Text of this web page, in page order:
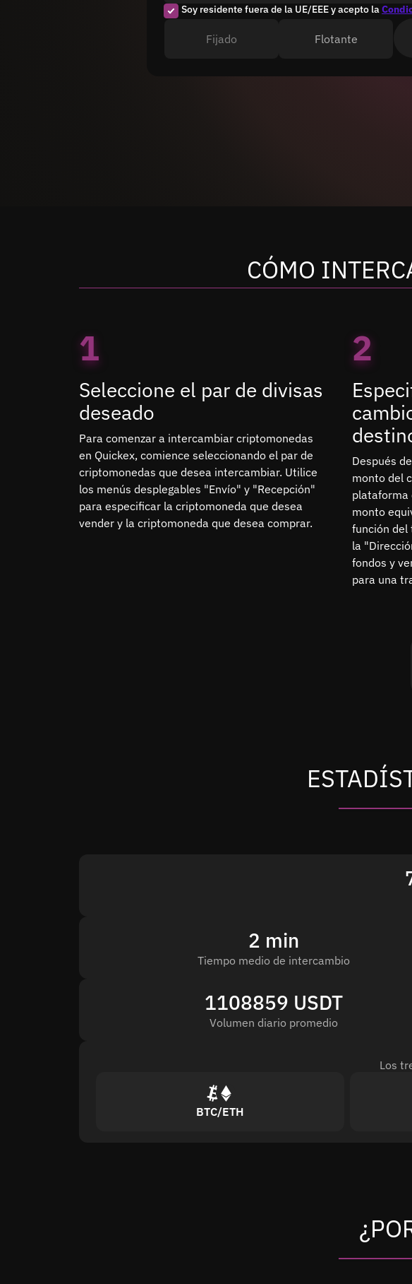
Soy residente fuera de la UE/EEE y acepto la
Fijado Flotante
CÓMO
1
Seleccione el par de divisas
deseado
Para comenzar a intercambiar criptomonedas
en Quickex, comience seleccionando el par de
criptomonedas que desea intercambiar. Utilice
los menús desplegables "Envío" y "Recepción"
para especificar la criptomoneda que desea
vender y la criptomoneda que desea comprar.
2
Después
monto del
plataforma
monto
función del
la
fondos y
para una
2 min
Tiempo medio de intercambio
1108859 USDT
Volumen diario promedio
Los
BTC/ETH